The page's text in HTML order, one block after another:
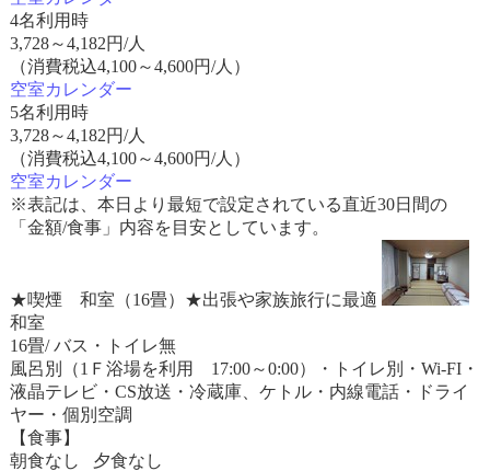
4名利用時
3,728～4,182円/人
（消費税込4,100～4,600円/人）
空室カレンダー
5名利用時
3,728～4,182円/人
（消費税込4,100～4,600円/人）
空室カレンダー
※表記は、本日より最短で設定されている直近30日間の
「金額/食事」内容を目安としています。
★喫煙 和室（16畳）★出張や家族旅行に最適
和室
16畳/ バス・トイレ無
風呂別（1Ｆ浴場を利用 17:00～0:00）・トイレ別・Wi-FI・
液晶テレビ・CS放送・冷蔵庫、ケトル・内線電話・ドライ
ヤー・個別空調
【食事】
朝食なし 夕食なし